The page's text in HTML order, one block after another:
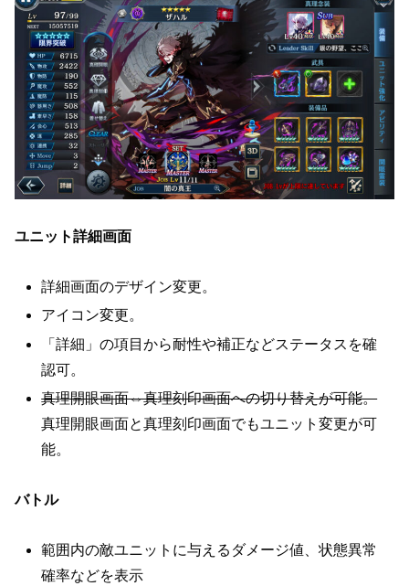
ユニット詳細画面
詳細画面のデザイン変更。
アイコン変更。
「詳細」の項目から耐性や補正などステータスを確
認可。
真理開眼画面⇔真理刻印画面への切り替えが可能。
真理開眼画面と真理刻印画面でもユニット変更が可
能。
バトル
範囲内の敵ユニットに与えるダメージ値、状態異常
確率などを表示